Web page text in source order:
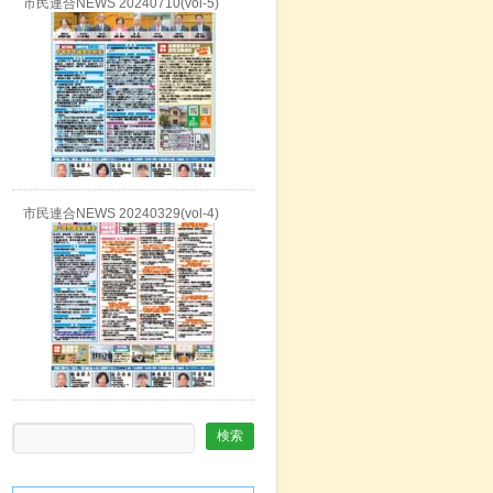
市民連合NEWS 20240710(vol-5)
市民連合NEWS 20240329(vol-4)